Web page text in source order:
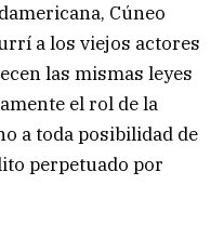
Cúneo
a los viejos actores
las mismas leyes
el rol de la
a toda posibilidad de
perpetuado por